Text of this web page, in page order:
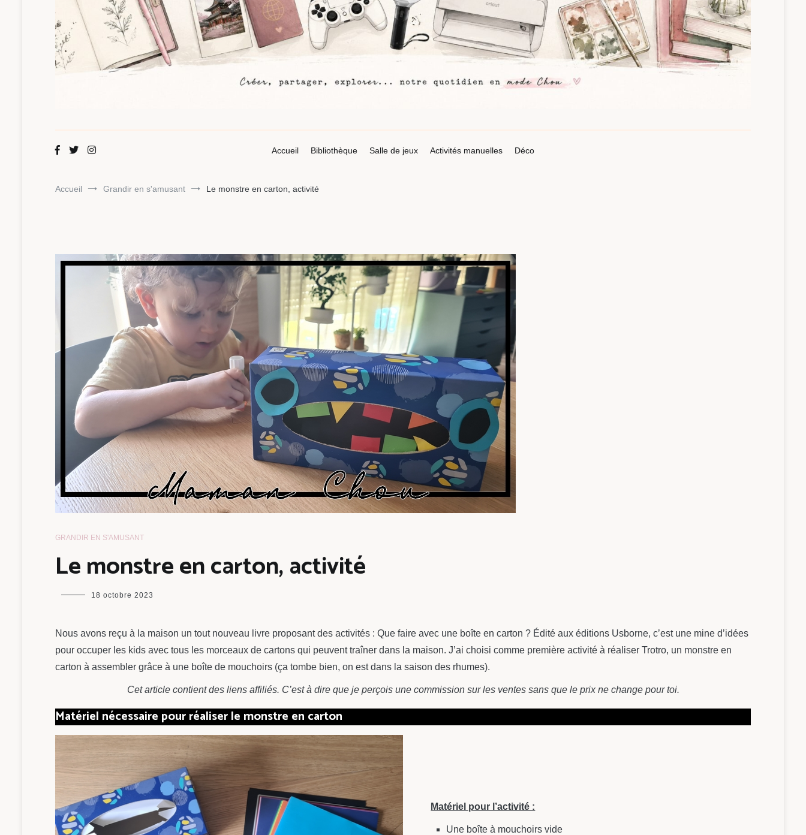
Maman Chou
Accueil
Bibliothèque Salle de jeux Activités manuelles Déco
Accueil Grandir en s'amusant Le monstre en carton, activité
GRANDIR EN S'AMUSANT
Le monstre en carton, activité
maman
18 octobre 2023
Nous avons reçu à la maison un tout nouveau livre proposant des activités : Que faire avec une boîte en carton ? Édité aux éditions Usborne, c’est une mine d’idées
pour occuper les kids avec tous les morceaux de cartons qui peuvent traîner dans la maison. J’ai choisi comme première activité à réaliser Trotro, un monstre en
carton à assembler grâce à une boîte de mouchoirs (ça tombe bien, on est dans la saison des rhumes).
Cet article contient des liens affiliés. C’est à dire que je perçois une commission sur les ventes sans que le prix ne change pour toi.
Matériel nécessaire pour réaliser le monstre en carton
Matériel pour l’activité :
Une boîte à mouchoirs vide